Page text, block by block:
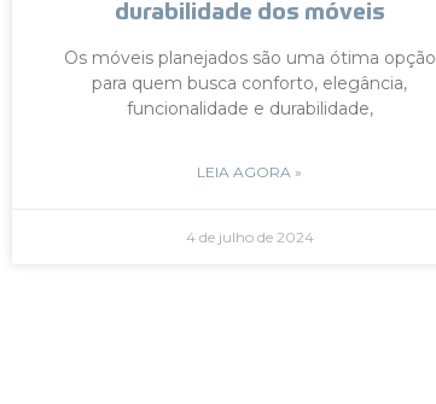
durabilidade dos móveis
Os móveis planejados são uma ótima opção
para quem busca conforto, elegância,
funcionalidade e durabilidade,
LEIA AGORA »
4 de julho de 2024